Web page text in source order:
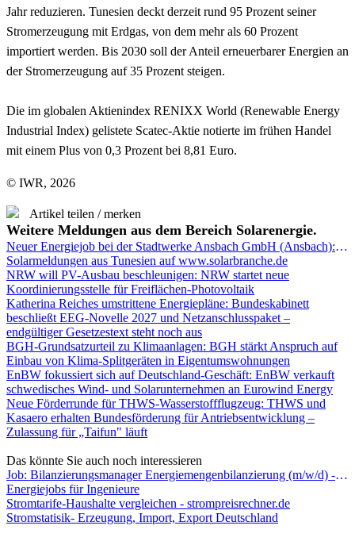
Jahr reduzieren. Tunesien deckt derzeit rund 95 Prozent seiner
Stromerzeugung mit Erdgas, von dem mehr als 60 Prozent
importiert werden. Bis 2030 soll der Anteil erneuerbarer Energien an
der Stromerzeugung auf 35 Prozent steigen.
Die im globalen Aktienindex RENIXX World (Renewable Energy
Industrial Index) gelistete Scatec-Aktie notierte im frühen Handel
mit einem Plus von 0,3 Prozent bei 8,81 Euro.
© IWR, 2026
Artikel teilen / merken
Weitere Meldungen aus dem Bereich Solarenergie.
Neuer Energiejob bei der Stadtwerke Ansbach GmbH (Ansbach): Referent Netzcontrolling (m/w/d)
Solarmeldungen aus Tunesien auf www.solarbranche.de
NRW will PV-Ausbau beschleunigen: NRW startet neue
Koordinierungsstelle für Freiflächen-Photovoltaik
Katherina Reiches umstrittene Energiepläne: Bundeskabinett
beschließt EEG-Novelle 2027 und Netzanschlusspaket –
endgültiger Gesetzestext steht noch aus
BGH-Grundsatzurteil zu Klimaanlagen: BGH stärkt Anspruch auf
Einbau von Klima-Splitgeräten in Eigentumswohnungen
EnBW fokussiert sich auf Deutschland-Geschäft: EnBW verkauft
schwedisches Wind- und Solarunternehmen an Eurowind Energy
Neue Förderrunde für THWS-Wasserstoffflugzeug: THWS und
Kasaero erhalten Bundesförderung für Antriebsentwicklung –
Zulassung für „Taifun" läuft
Das könnte Sie auch noch interessieren
Job: Bilanzierungsmanager Energiemengenbilanzierung (m/w/d) - New Netz GmbH
Energiejobs für Ingenieure
Stromtarife-Haushalte vergleichen - strompreisrechner.de
Stromstatisik- Erzeugung, Import, Export Deutschland